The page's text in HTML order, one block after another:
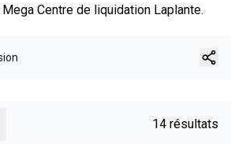
Centre de liquidation Laplante.
14 résultats